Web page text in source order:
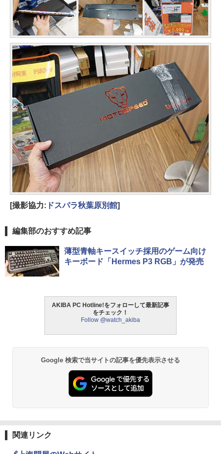
[撮影協力: ドスパラ秋葉原別館]
編集部のおすすめ記事
薄型青軸キースイッチ採用のゲーム向け
キーボード「Hermes P3 RGB」が発売
AKIBA PC Hotline!をフォローして最新記事
をチェック！
Follow @watch_akiba
Google 検索で当サイトの記事を優先表示させる
関連リンク